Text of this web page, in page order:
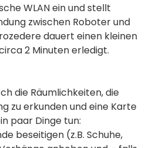
WLAN ein und stellt
zwischen Roboter und
dauert einen kleinen
2 Minuten erledigt.
die Räumlichkeiten, die
zu erkunden und eine Karte
paar Dinge tun:
beseitigen (z.B. Schuhe,